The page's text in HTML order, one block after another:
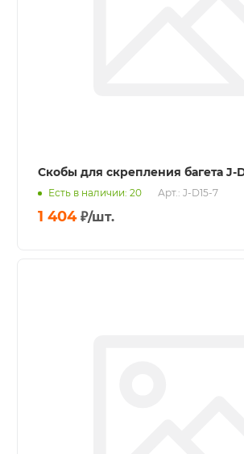
Скобы для скрепления багета J-
Есть в наличии: 20 Арт.: J-D15-7
1 404₽/шт.